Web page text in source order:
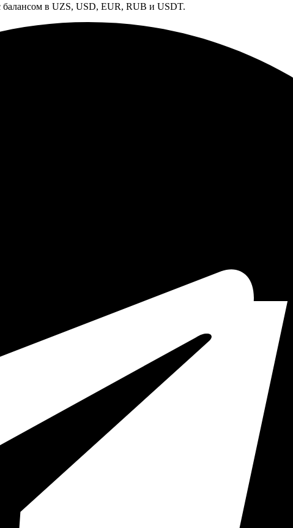
в UZS, USD, EUR, RUB и USDT.